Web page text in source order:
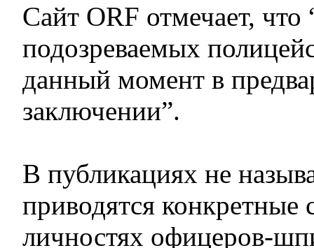
Сайт ORF отмечает, что
подозреваемых
данный момент в
заключении”.
В публикациях не
приводятся конкретные
личностях офицеров-